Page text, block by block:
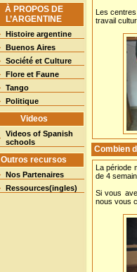
À PROPOS DE
L’ARGENTINE
Histoire argentine
Buenos Aires
Société et Culture
Flore et Faune
Tango
Politique
Videos
Videos of Spanish
schools
Outros recursos
Nos Partenaires
Ressources(ingles)
Les
travail
Combien
La période
de 4
Si vous
nous vous